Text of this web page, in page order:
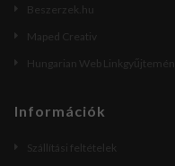
Beszerzek.hu
Maped Creativ
Hungarian Web Linkgyűjtemény
Információk
Szállítási feltételek